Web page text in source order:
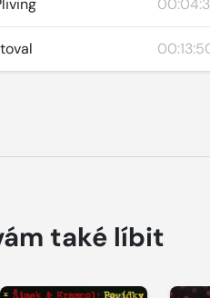
také líbit